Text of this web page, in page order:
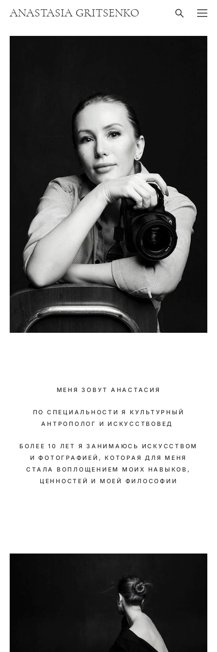
ANASTASIA GRITSENKO
МЕНЯ ЗОВУТ АНАСТАСИЯ
ПО СПЕЦИАЛЬНОСТИ Я КУЛЬТУРНЫЙ
АНТРОПОЛОГ И ИСКУССТВОВЕД
БОЛЕЕ 10 ЛЕТ Я ЗАНИМАЮСЬ ИСКУССТВОМ
И ФОТОГРАФИЕЙ, КОТОРАЯ ДЛЯ МЕНЯ
СТАЛА ВОПЛОЩЕНИЕМ МОИХ НАВЫКОВ,
ЦЕННОСТЕЙ И МОЕЙ ФИЛОСОФИИ